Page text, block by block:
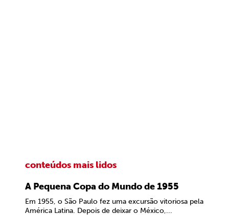
conteúdos mais lidos
A Pequena Copa do Mundo de 1955
Em 1955, o São Paulo fez uma excursão vitoriosa pela
América Latina. Depois de deixar o México,...